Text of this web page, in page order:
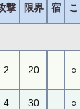
撃 限界 宿 こ
2 20 ○
4 30 ○